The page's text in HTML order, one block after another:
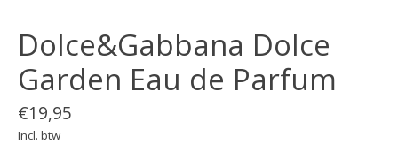
Dolce&Gabbana Dolce
Garden Eau de Parfum
€19,95
Incl. btw